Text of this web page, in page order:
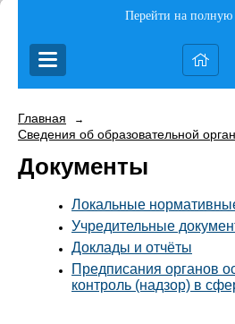
Перейти на полную
Главная →
Сведения об образовательной
Документы
Локальные
Учредительные
Доклады и отчёты
Предписания органов
контроль (надзор) в